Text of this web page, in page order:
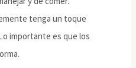
tenga un toque
importante es que los